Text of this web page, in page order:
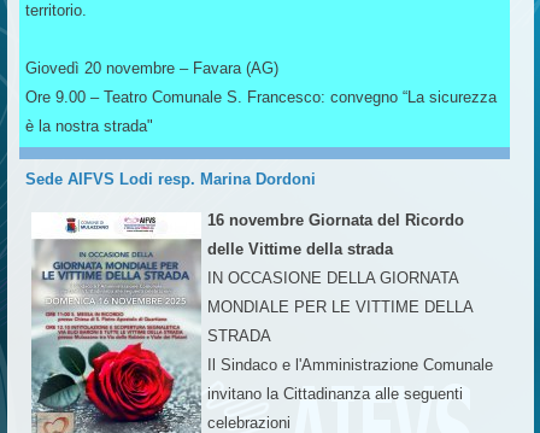
territorio.
Giovedì 20 novembre – Favara (AG)
Ore 9.00 – Teatro Comunale S. Francesco: convegno “La sicurezza
è la nostra strada"
Sede AIFVS Lodi resp. Marina Dordoni
16 novembre Giornata del Ricordo
delle Vittime della strada
IN OCCASIONE DELLA GIORNATA
MONDIALE PER LE VITTIME DELLA
STRADA
Il Sindaco e l'Amministrazione Comunale
invitano la Cittadinanza alle seguenti
celebrazioni